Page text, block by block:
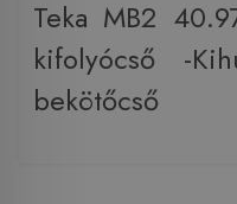
Teka MB2
kifolyócső -
bekötőcső